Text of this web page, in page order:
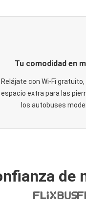
Tu comodidad en
Relájate con Wi-Fi
espacio extra para las
los autobuses
de